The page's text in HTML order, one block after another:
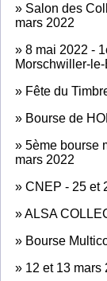
» Salon des
mars 2022
» 8 mai 2022 -
Morschwiller-
» Fête du
» Bourse de
» 5ème bourse
mars 2022
» CNEP - 25 et
»ALSA
» Bourse
» 12 et 13 mars